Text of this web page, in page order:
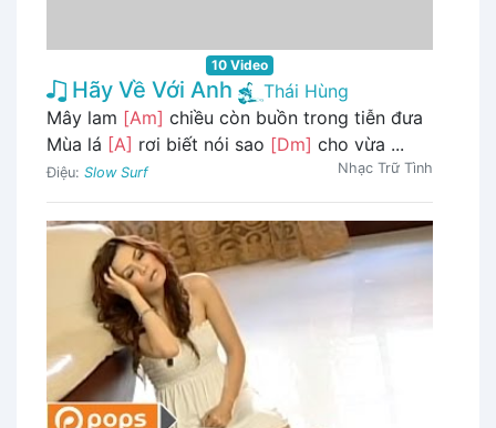
10 Video
Hãy Về Với Anh
Thái Hùng
Mây lam [Am] chiều còn buồn trong tiễn đưa
Mùa lá [A] rơi biết nói sao [Dm] cho vừa ...
Điệu: Slow Surf Nhạc Trữ Tình